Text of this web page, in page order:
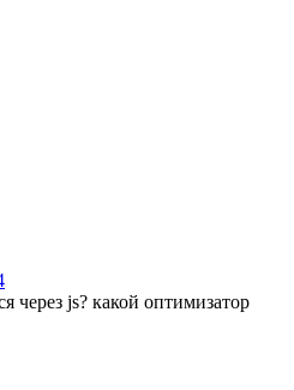
через js? какой оптимизатор